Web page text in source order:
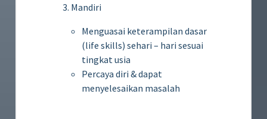
3. Mandiri
Menguasai keterampilan dasar
(life skills) sehari – hari sesuai
tingkat usia
Percaya diri & dapat
menyelesaikan masalah